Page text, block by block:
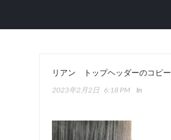
リアン トップヘッダーのコピー
2023年2月2日 6:18 PM In